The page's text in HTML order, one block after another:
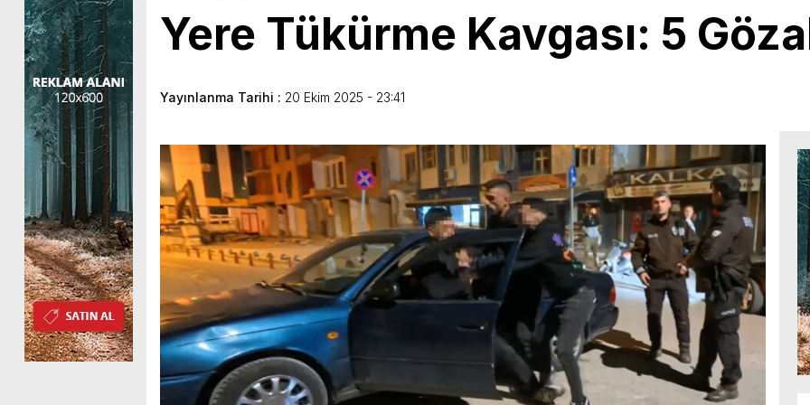
Yere Tükürme Kavgası: 5
Yayınlanma Tarihi : 20 Ekim 2025 - 23:41